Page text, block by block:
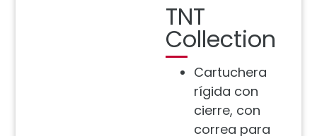
TNT
Collection
Cartuchera
rígida con
cierre, con
correa para